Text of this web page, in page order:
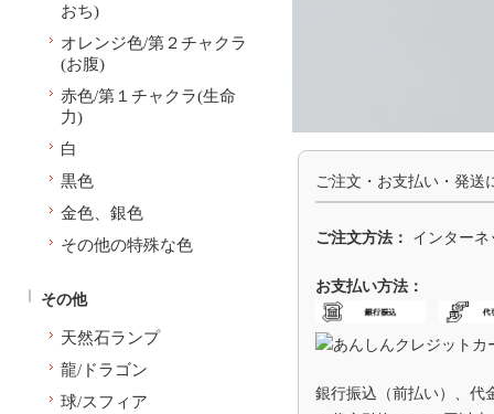
ご注文・お支払い・発送
ご注文方法： インター
お支払い方法：
銀行振込（前払い）、代
おち)
オレンジ色/第２チャクラ
(お腹)
赤色/第１チャクラ(生命
力)
白
黒色
金色、銀色
その他の特殊な色
その他
天然石ランプ
龍/ドラゴン
球/スフィア